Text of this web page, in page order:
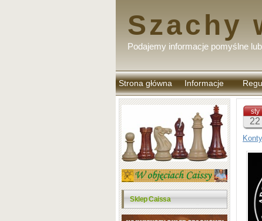
Szachy
Podajemy informacje pomyślne
Strona główna Informacje
Sklep Caissa
sty
22